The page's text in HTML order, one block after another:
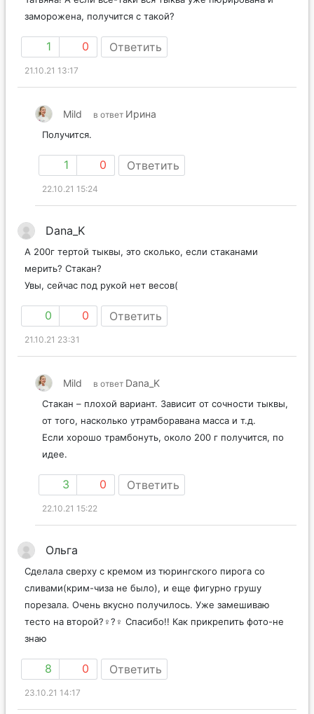
заморожена, получится с такой?
1 0 Ответить
21.10.21 13:17
Mild в ответ Ирина
Получится.
1 0 Ответить
22.10.21 15:24
Dana_K
А 200г тертой тыквы, это сколько, если стаканами
мерить? Стакан?
Увы, сейчас под рукой нет весов(
0 0 Ответить
21.10.21 23:31
Mild в ответ Dana_K
Стакан – плохой вариант. Зависит от сочности тыквы,
от того, насколько утрамборавана масса и т.д.
Если хорошо трамбонуть, около 200 г получится, по
идее.
3 0 Ответить
22.10.21 15:22
Ольга
Сделала сверху с кремом из тюрингского пирога со
сливами(крим-чиза не было), и еще фигурно грушу
порезала. Очень вкусно получилось. Уже замешиваю
тесто на второй?‍♀️?‍♀️ Спасибо!! Как прикрепить фото-не
знаю
8 0 Ответить
23.10.21 14:17